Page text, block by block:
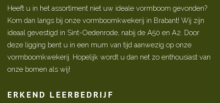
Heeft u in het assortiment niet uw ideale vormboom gevonden?
Kom dan langs bij onze vormboomkwekerij in Brabant! Wij zijn
ideaal gevestigd in Sint-Oedenrode, nabij de A50 en A2. Door
deze ligging bent u in een mum van tijd aanwezig op onze
vormboomkwekerij. Hopelijk wordt u dan net zo enthousiast van
onze bomen als wij!
ERKEND LEERBEDRIJF